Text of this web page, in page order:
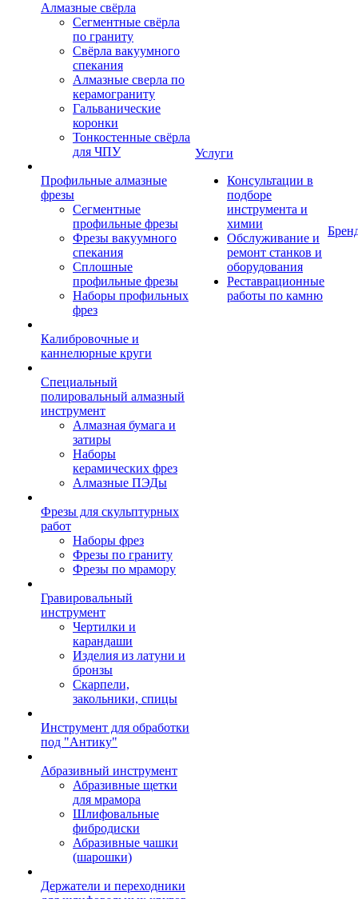
Алмазные свёрла
Сегментные свёрла
по граниту
Свёрла вакуумного
спекания
Алмазные сверла по
керамограниту
Гальванические
коронки
Тонкостенные свёрла
для ЧПУ
Профильные алмазные
фрезы
Сегментные
профильные фрезы
Фрезы вакуумного
спекания
Сплошные
профильные фрезы
Наборы профильных
фрез
Калибровочные и
каннелюрные круги
Специальный
полировальный алмазный
инструмент
Алмазная бумага и
затиры
Наборы
керамических фрез
Алмазные ПЭДы
Фрезы для скульптурных
работ
Наборы фрез
Фрезы по граниту
Фрезы по мрамору
Гравировальный
инструмент
Чертилки и
карандаши
Изделия из латуни и
бронзы
Скарпели,
закольники, спицы
Инструмент для обработки
под "Антику"
Абразивный инструмент
Абразивные щетки
для мрамора
Шлифовальные
фибродиски
Абразивные чашки
(шарошки)
Держатели и переходники
Услуги
Консультации в
подборе
инструмента и
химии
Обслуживание и
ремонт станков и
оборудования
Реставрационные
работы по камню